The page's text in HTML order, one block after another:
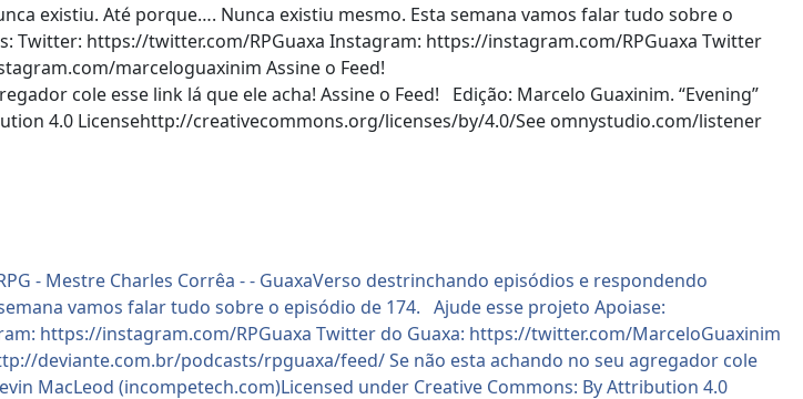
existiu. Até porque…. Nunca existiu mesmo. Esta semana vamos falar tudo sobre o
https://twitter.com/RPGuaxa Instagram: https://instagram.com/RPGuaxa Twitter
marceloguaxinim Assine o Feed!
cole esse link lá que ele acha! Assine o Feed! Edição: Marcelo Guaxinim. “Evening”
4.0 Licensehttp://creativecommons.org/licenses/by/4.0/See omnystudio.com/listener